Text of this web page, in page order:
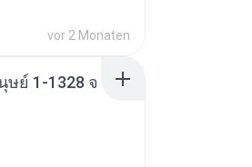
vor 2 Monaten
ย์ 1-1328 จ